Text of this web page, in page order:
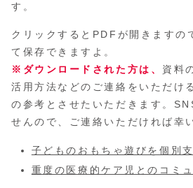
す。
クリックするとPDFが開きますの
て保存できますよ。
※ダウンロードされた方は、 資料
活用方法などのご連絡をいただけ
の参考とさせたいただきます。
せんので、ご連絡いただければ幸
子どものおもちゃ遊びを個別
重度の医療的ケア児とのコミ